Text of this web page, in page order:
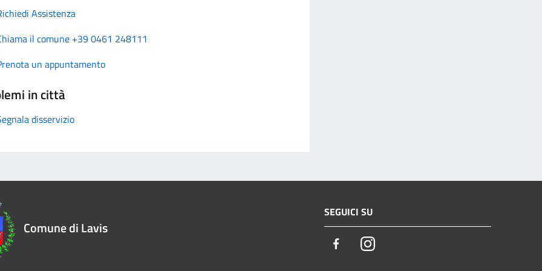
Assistenza
il comune +39 0461 248111
un appuntamento
in città
disservizio
Comune di Lavis
SEGUICI SU
FacebookInstagram